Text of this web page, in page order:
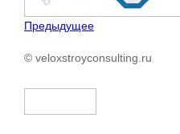
Предыдущее
© veloxstroyconsulting.ru